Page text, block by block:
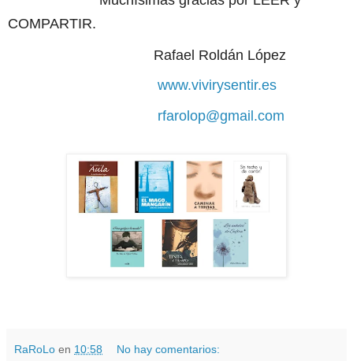
COMPARTIR.
Rafael Roldán López
www.vivirysentir.es
rfarolop@gmail.com
RaRoLo en 10:58 No hay comentarios: